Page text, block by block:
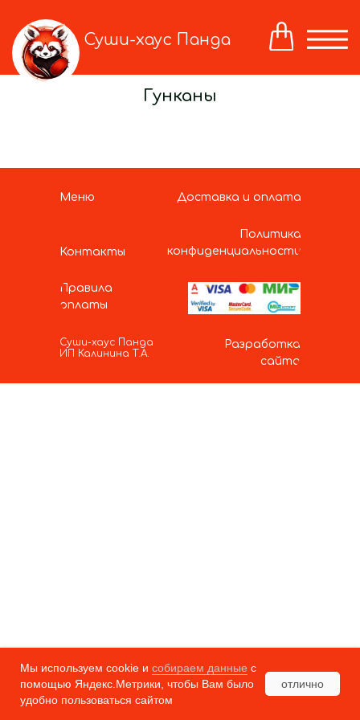
Суши-хаус Панда
Гунканы
Суши-хаус Панда
ИП Калинина Т.А.
Меню Доставка и оплата
Контакты
Политика
конфиденциальности
Разработка
сайта
Правила
оплаты
Мы используем cookie и собираем данные с
помощью Яндекс.Метрики, чтобы Вам было
удобно пользоваться сайтом
отлично